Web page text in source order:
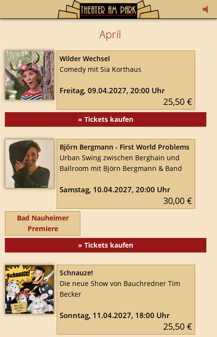
April
Wilder Wechsel
Comedy mit Sia Korthaus
Freitag, 09.04.2027, 20:00 Uhr
25,50 €
» Tickets kaufen
Björn Bergmann - First World Problems
Urban Swing zwischen Berghain und
Ballroom mit Björn Bergmann & Band
Samstag, 10.04.2027, 20:00 Uhr
30,00 €
Bad Nauheimer
Premiere
» Tickets kaufen
Schnauze!
Die neue Show von Bauchredner Tim
Becker
Sonntag, 11.04.2027, 18:00 Uhr
25,50 €